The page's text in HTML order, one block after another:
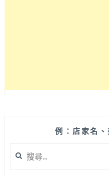
例：店家名
尋